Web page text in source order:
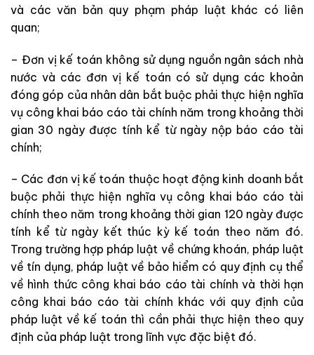
và các văn bản quy phạm pháp luật khác có liên
quan;
– Đơn vị kế toán không sử dụng nguồn ngân sách nhà
nước và các đơn vị kế toán có sử dụng các khoản
đóng góp của nhân dân bắt buộc phải thực hiện nghĩa
vụ công khai báo cáo tài chính năm trong khoảng thời
gian 30 ngày được tính kể từ ngày nộp báo cáo tài
chính;
– Các đơn vị kế toán thuộc hoạt động kinh doanh bắt
buộc phải thực hiện nghĩa vụ công khai báo cáo tài
chính theo năm trong khoảng thời gian 120 ngày được
tính kể từ ngày kết thúc kỳ kế toán theo năm đó.
Trong trường hợp pháp luật về chứng khoán, pháp luật
về tín dụng, pháp luật về bảo hiểm có quy định cụ thể
về hình thức công khai báo cáo tài chính và thời hạn
công khai báo cáo tài chính khác với quy định của
pháp luật về kế toán thì cần phải thực hiện theo quy
định của pháp luật trong lĩnh vực đặc biệt đó.